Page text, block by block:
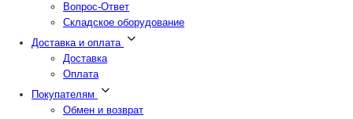
Вопрос-Ответ
Складское оборудование
Доставка и оплата
Доставка
Оплата
Покупателям
Обмен и возврат